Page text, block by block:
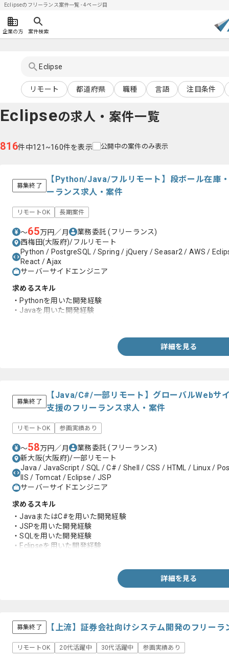
Eclipseのフリーランス案件一覧 - 4ページ目
企業の方 案件検索
リモート 都道府県 職種 言語 注目条件
Eclipseの求人・案件一覧
816件中121~160件を表示 公開中の案件のみ表示
募集終了
【Python/Java/フルリモート】段ボール在庫
ーランス求人・案件
リモートOK 長期案件
〜65万円／月 業務委託(フリーランス)
西梅田(大阪府)/フルリモート
Python / PostgreSQL / Spring / jQuery / Seasar2 / AWS /
React / Ajax
サーバーサイドエンジニア
求めるスキル
・Pythonを用いた開発経験
・Javaを用いた開発経験
詳細を見る
募集終了
【Java/C#/一部リモート】グローバルWebサ
支援のフリーランス求人・案件
リモートOK 参画実績あり
〜58万円／月 業務委託(フリーランス)
新大阪(大阪府)/一部リモート
Java / JavaScript / SQL / C# / Shell / CSS / HTML / Linux /
IIS / Tomcat / Eclipse / JSP
サーバーサイドエンジニア
求めるスキル
・JavaまたはC#を用いた開発経験
・JSPを用いた開発経験
・SQLを用いた開発経験
・Eclipseを用いた開発経験
詳細を見る
募集終了 【上流】証券会社向けシステム開発のフリー
リモートOK 20代活躍中 30代活躍中 参画実績あり